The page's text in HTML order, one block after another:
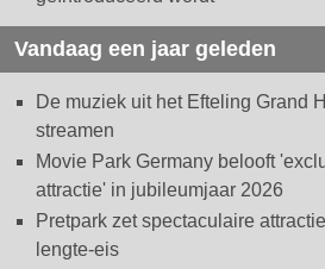
Vandaag een jaar geleden
De muziek uit het Efteling Grand
streamen
Movie Park Germany belooft
attractie' in jubileumjaar 2026
Pretpark zet spectaculaire
lengte-eis